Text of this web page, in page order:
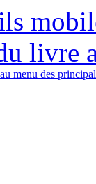
livre
menu des